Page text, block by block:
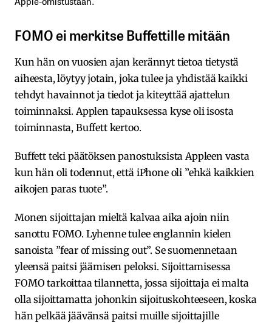
FOMO ei merkitse Buffettille mitään
Kun hän on vuosien ajan kerännyt tietoa tietystä
aiheesta, löytyy jotain, joka tulee ja yhdistää kaikki
tehdyt havainnot ja tiedot ja kiteyttää ajattelun
toiminnaksi. Applen tapauksessa kyse oli isosta
toiminnasta, Buffett kertoo.
Buffett teki päätöksen panostuksista Appleen vasta
kun hän oli todennut, että iPhone oli ”ehkä kaikkien
aikojen paras tuote”.
Monen sijoittajan mieltä kalvaa aika ajoin niin
sanottu FOMO. Lyhenne tulee englannin kielen
sanoista ”fear of missing out”. Se suomennetaan
yleensä paitsi jäämisen peloksi. Sijoittamisessa
FOMO tarkoittaa tilannetta, jossa sijoittaja ei malta
olla sijoittamatta johonkin sijoituskohteeseen, koska
hän pelkää jäävänsä paitsi muille sijoittajille